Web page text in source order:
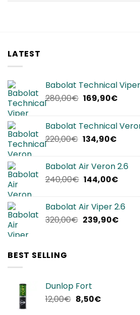
LATEST
Babolat Technical
280,00€ Il
era:
280,00€.
169,90€Il
è:
Babolat Technical
220,00€ Il
era:
220,00€.
134,90€Il
è:
Babolat Air Veron 2.6
240,00€ Il
era:
240,00€.
144,00€Il
è:
Babolat Air Viper 2.6
320,00€ Il
239,90€Il
BEST SELLING
Dunlop Fort
12,00€ Il
8,50€Il